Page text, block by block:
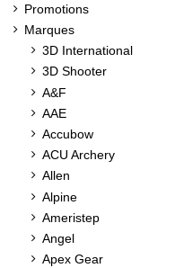
Promotions
Marques
3D International
3D Shooter
A&F
AAE
Accubow
ACU Archery
Allen
Alpine
Ameristep
Angel
Apex Gear